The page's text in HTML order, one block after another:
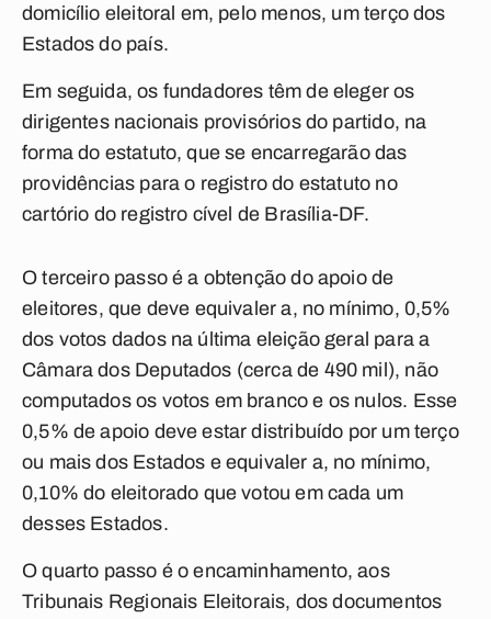
domicílio eleitoral em, pelo menos, um terço dos
Estados do país.
Em seguida, os fundadores têm de eleger os
dirigentes nacionais provisórios do partido, na
forma do estatuto, que se encarregarão das
providências para o registro do estatuto no
cartório do registro cível de Brasília-DF.
O terceiro passo é a obtenção do apoio de
eleitores, que deve equivaler a, no mínimo, 0,5%
dos votos dados na última eleição geral para a
Câmara dos Deputados (cerca de 490 mil), não
computados os votos em branco e os nulos. Esse
0,5% de apoio deve estar distribuído por um terço
ou mais dos Estados e equivaler a, no mínimo,
0,10% do eleitorado que votou em cada um
desses Estados.
O quarto passo é o encaminhamento, aos
Tribunais Regionais Eleitorais, dos documentos